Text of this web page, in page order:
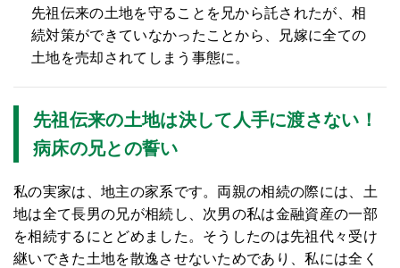
先祖伝来の土地を守ることを兄から託されたが、相
続対策ができていなかったことから、兄嫁に全ての
土地を売却されてしまう事態に。
先祖伝来の土地は決して人手に渡さない！
病床の兄との誓い
私の実家は、地主の家系です。両親の相続の際には、土
地は全て長男の兄が相続し、次男の私は金融資産の一部
を相続するにとどめました。そうしたのは先祖代々受け
継いできた土地を散逸させないためであり、私には全く